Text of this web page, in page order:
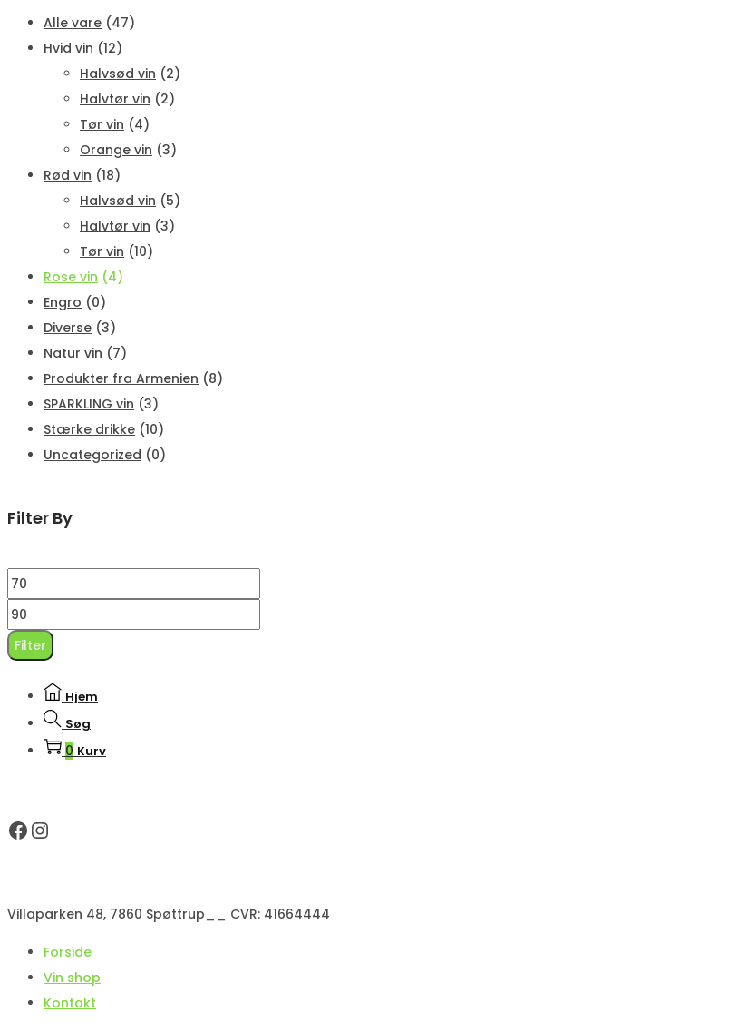
Alle vare (47)
Hvid vin (12)
Halvsød vin (2)
Halvtør vin (2)
Tør vin (4)
Orange vin (3)
Rød vin (18)
Halvsød vin (5)
Halvtør vin (3)
Tør vin (10)
Rose vin (4)
Engro (0)
Diverse (3)
Natur vin (7)
Produkter fra Armenien (8)
SPARKLING vin (3)
Stærke drikke (10)
Uncategorized (0)
Filter By
Mindste
pris
Højeste
pris
Filter
Hjem
Søg
0 Kurv
Facebook Instagram
Villaparken 48, 7860 Spøttrup__ CVR: 41664444
Forside
Vin shop
Kontakt